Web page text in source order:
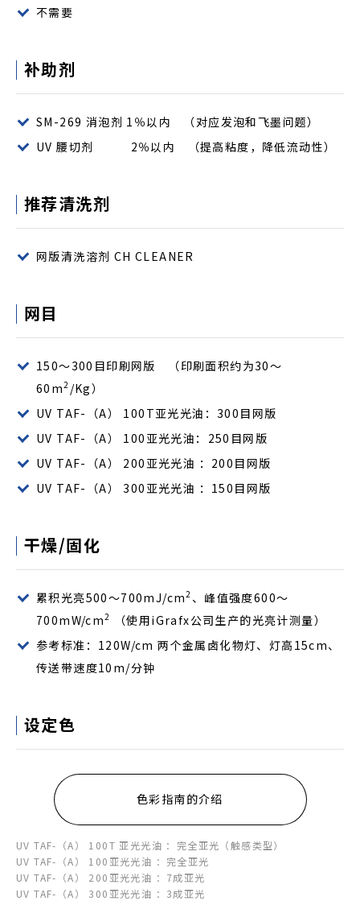
不需要
补助剂
SM-269 消泡剂 1％以内 （对应发泡和飞墨问题）
UV 腰切剂 2％以内 （提高粘度，降低流动性）
推荐清洗剂
网版清洗溶剂 CH CLEANER
网目
150～300目印刷网版 （印刷面积约为30～
60m2 /Kg）
UV TAF-（A） 100T亚光光油：300目网版
UV TAF-（A） 100亚光光油：250目网版
UV TAF-（A） 200亚光光油 ：200目网版
UV TAF-（A） 300亚光光油 ：150目网版
干燥/固化
累积光亮500～700mJ/cm2 、峰值强度600～
700mW/cm2
（使用iGrafx公司生产的光亮计测量）
参考标准：120W/cm 两个金属卤化物灯、灯高15cm、
传送带速度10m/分钟
设定色
色彩指南的介绍
UV TAF-（A） 100T 亚光光油 ：完全亚光（触感类型）
UV TAF-（A） 100亚光光油 ：完全亚光
UV TAF-（A） 200亚光光油 ：7成亚光
UV TAF-（A） 300亚光光油 ：3成亚光